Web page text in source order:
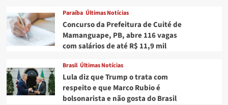
Paraíba Últimas Notícias
Concurso da Prefeitura de Cuité de
Mamanguape, PB, abre 116 vagas
com salários de até R$ 11,9 mil
Brasil Últimas Notícias
Lula diz que Trump o trata com
respeito e que Marco Rubio é
bolsonarista e não gosta do Brasil